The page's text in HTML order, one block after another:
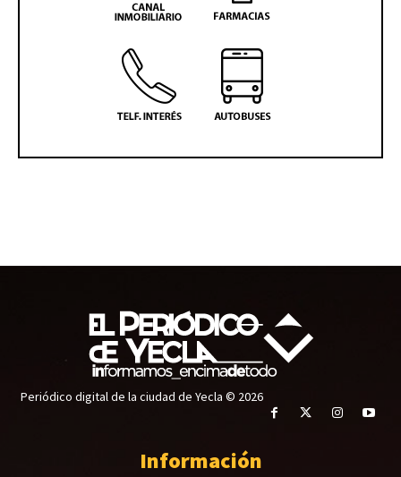
Periódico digital de la ciudad de Yecla © 2026
Información